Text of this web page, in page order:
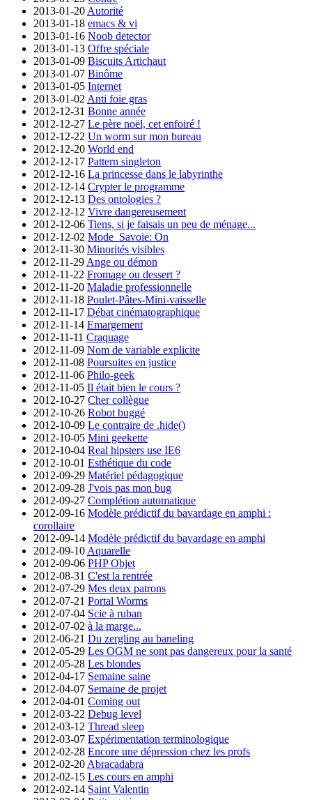
2013-01-20 Autorité
2013-01-18 emacs & vi
2013-01-16 Noob detector
2013-01-13 Offre spéciale
2013-01-09 Biscuits Artichaut
2013-01-07 Binôme
2013-01-05 Internet
2013-01-02 Anti foie gras
2012-12-31 Bonne année
2012-12-27 Le père noël, cet enfoiré !
2012-12-22 Un worm sur mon bureau
2012-12-20 World end
2012-12-17 Pattern singleton
2012-12-16 La princesse dans le labyrinthe
2012-12-14 Crypter le programme
2012-12-13 Des ontologies ?
2012-12-12 Vivre dangereusement
2012-12-06 Tiens, si je faisais un peu de ménage...
2012-12-02 Mode_Savoie: On
2012-11-30 Minorités visibles
2012-11-29 Ange ou démon
2012-11-22 Fromage ou dessert ?
2012-11-20 Maladie professionnelle
2012-11-18 Poulet-Pâtes-Mini-vaisselle
2012-11-17 Débat cinématographique
2012-11-14 Emargement
2012-11-11 Craquage
2012-11-09 Nom de variable explicite
2012-11-08 Poursuites en justice
2012-11-06 Philo-geek
2012-11-05 Il était bien le cours ?
2012-10-27 Cher collègue
2012-10-26 Robot buggé
2012-10-09 Le contraire de .hide()
2012-10-05 Mini geekette
2012-10-04 Real hipsters use IE6
2012-10-01 Esthétique du code
2012-09-29 Matériel pédagogique
2012-09-28 J'vois pas mon bug
2012-09-27 Complétion automatique
2012-09-16 Modèle prédictif du bavardage en amphi :
corollaire
2012-09-14 Modèle prédictif du bavardage en amphi
2012-09-10 Aquarelle
2012-09-06 PHP Objet
2012-08-31 C'est la rentrée
2012-07-29 Mes deux patrons
2012-07-21 Portal Worms
2012-07-04 Scie à ruban
2012-07-02 à la marge...
2012-06-21 Du zergling au baneling
2012-05-29 Les OGM ne sont pas dangereux pour la santé
2012-05-28 Les blondes
2012-04-17 Semaine saine
2012-04-07 Semaine de projet
2012-04-01 Coming out
2012-03-22 Debug level
2012-03-12 Thread sleep
2012-03-07 Expérimentation terminologique
2012-02-28 Encore une dépression chez les profs
2012-02-20 Abracadabra
2012-02-15 Les cours en amphi
2012-02-14 Saint Valentin